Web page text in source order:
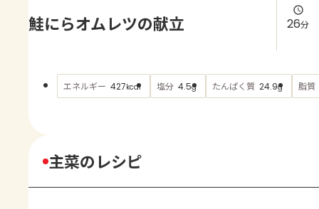
AJINOMOTO PARK とは
鮭にらオムレツの献立 26分
エネルギー 427kcal 塩分 4.5g たんぱく質 24.9g 脂質
主菜のレシピ